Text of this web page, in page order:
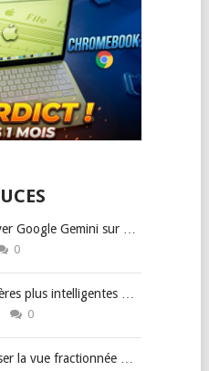
Google Gemini sur …
0
plus intelligentes …
0
la vue fractionnée …